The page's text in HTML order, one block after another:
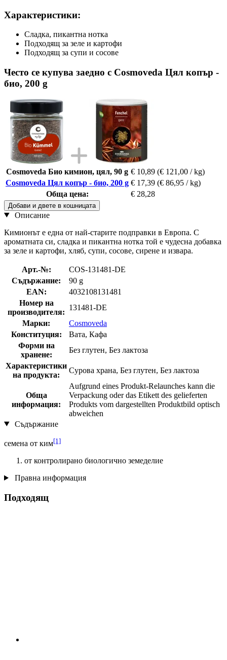
Характеристики:
Сладка, пикантна нотка
Подходящ за зеле и картофи
Подходящ за супи и сосове
Често се купува заедно с Cosmoveda Цял копър -
био, 200 g
Cosmoveda Био кимион, цял, 90 g € 10,89 (€ 121,00 / kg)
Cosmoveda Цял копър - био, 200 g € 17,39 (€ 86,95 / kg)
Обща цена:
€ 28,28
Добави и двете в кошницата
Описание
Кимионът е една от най-старите подправки в Европа. С
ароматната си, сладка и пикантна нотка той е чудесна добавка
за зеле и картофи, хляб, супи, сосове, сирене и извара.
Арт.-№:
COS-131481-DE
Съдържание:
90 g
EAN:
4032108131481
Номер на
производителя:
131481-DE
Марки:
Cosmoveda
Конституция:
Вата, Кафа
Форми на
хранене:
Без глутен, Без лактоза
Характеристики
на продукта:
Сурова храна, Без глутен, Без лактоза
Обща
информация:
Aufgrund eines Produkt-Relaunches kann die
Verpackung oder das Etikett des gelieferten
Produkts vom dargestellten Produktbild optisch
abweichen
Съдържание
семена от ким[1]
от контролирано биологично земеделие
Правна информация
Подходящ